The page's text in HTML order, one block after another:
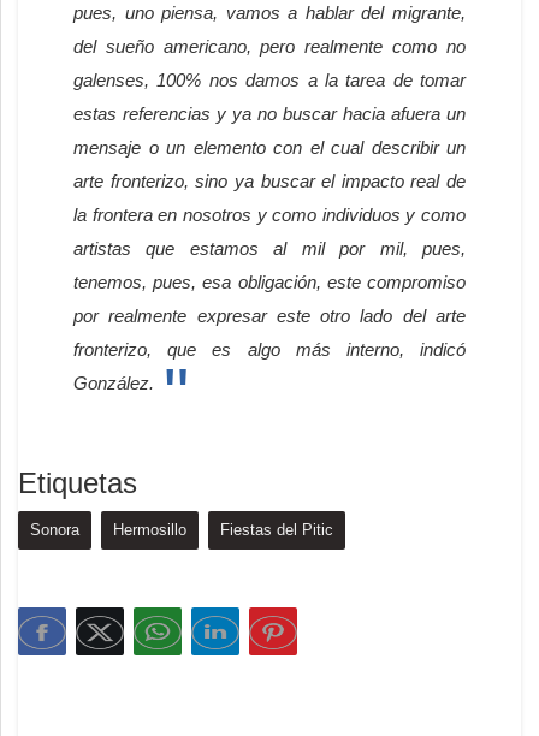
pues, uno piensa, vamos a hablar del migrante,
del sueño americano, pero realmente como no
galenses, 100% nos damos a la tarea de tomar
estas referencias y ya no buscar hacia afuera un
mensaje o un elemento con el cual describir un
arte fronterizo, sino ya buscar el impacto real de
la frontera en nosotros y como individuos y como
artistas que estamos al mil por mil, pues,
tenemos, pues, esa obligación, este compromiso
por realmente expresar este otro lado del arte
fronterizo, que es algo más interno, indicó
González.
Etiquetas
Sonora Hermosillo Fiestas del Pitic